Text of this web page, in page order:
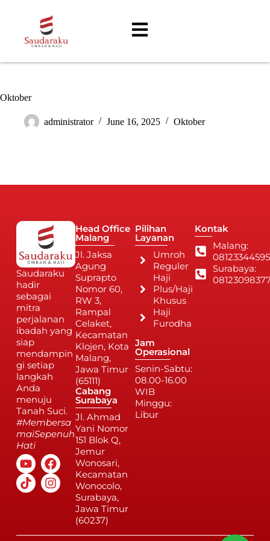
Oktober
administrator June 16, 2025 Oktober
Saudaraku
hadir
sebagai
mitra
perjalanan
ibadah yang
siap
mendampin
gi setiap
langkah
Anda
menuju
Tanah Suci.
#Membersa
maiSepenuh
Hati
Head Office
Malang
Jl. Jaksa
Agung
Suprapto
Nomor 60,
RW 3,
Rampal
Celaket,
Kecamatan
Klojen, Kota
Malang,
Jawa Timur
(65111)
Cabang
Surabaya
Jl. Ahmad
Yani Nomor
151 Blok Q,
Jemur
Wonosari,
Kecamatan
Wonocolo,
Surabaya,
Jawa Timur
(60237)
Pilihan
Layanan
Umroh
Reguler
Haji
Plus/Haji
Khusus
Haji
Furodha
Jam
Operasional
Senin-Sabtu:
08.00-16.00
WIB
Minggu:
Libur
Kontak
Malang:
Surabaya: